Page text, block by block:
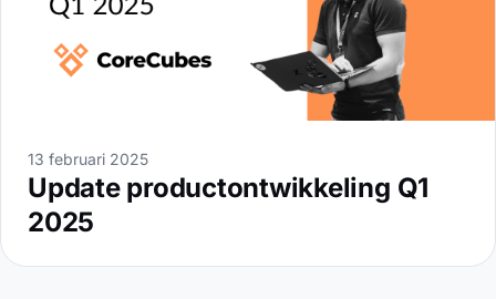
13 februari 2025
Update productontwikkeling Q1
2025